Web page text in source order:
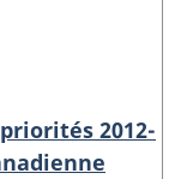
2012-